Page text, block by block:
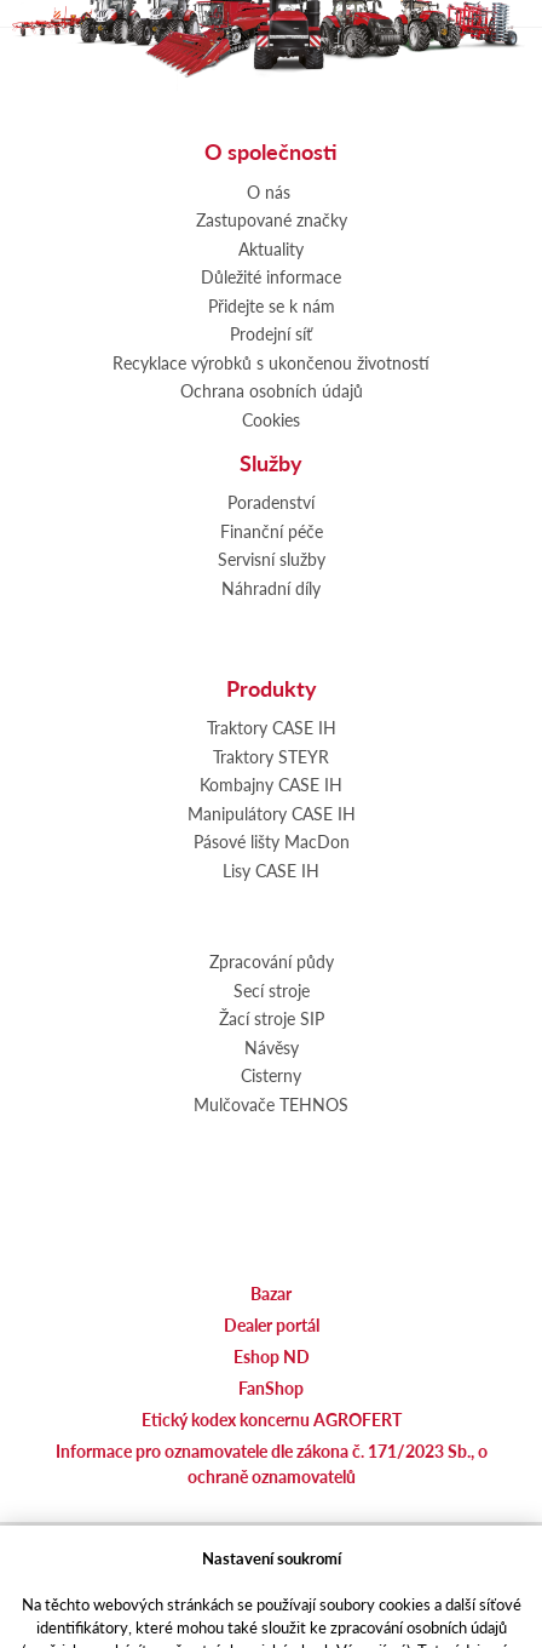
O společnosti
O nás
Zastupované značky
Aktuality
Důležité informace
Přidejte se k nám
Prodejní síť
Recyklace výrobků s ukončenou životností
Ochrana osobních údajů
Cookies
Služby
Poradenství
Finanční péče
Servisní služby
Náhradní díly
Produkty
Traktory CASE IH
Traktory STEYR
Kombajny CASE IH
Manipulátory CASE IH
Pásové lišty MacDon
Lisy CASE IH
Zpracování půdy
Secí stroje
Žací stroje SIP
Návěsy
Cisterny
Mulčovače TEHNOS
Bazar
Dealer portál
Eshop ND
FanShop
Etický kodex koncernu AGROFERT
Informace pro oznamovatele dle zákona č. 171/2023 Sb., o
ochraně oznamovatelů
agrotec.cz
portal.caseklub.cz
shop.agrics.cz
Nastavení soukromí
Na těchto webových stránkách se používají soubory cookies a další síťové
identifikátory, které mohou také sloužit ke zpracování osobních údajů